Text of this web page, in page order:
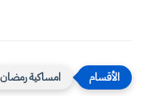
امساكية رمضان